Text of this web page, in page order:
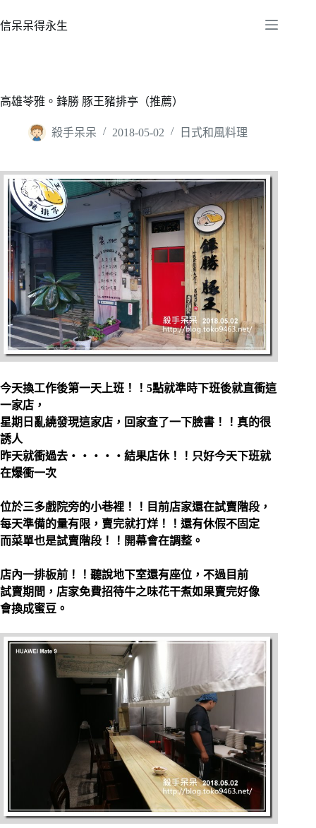
至
容
信呆呆得永生
高雄苓雅。鋒勝 豚王豬排亭（推薦）
殺手呆呆 2018-05-02 日式和風料理
今天換工作後第一天上班！！5點就準時下班後就直衝這
一家店，
星期日亂繞發現這家店，回家查了一下臉書！！真的很
誘人
昨天就衝過去‧‧‧‧‧結果店休！！只好今天下班就
在爆衝一次
位於三多戲院旁的小巷裡！！目前店家還在試賣階段，
每天準備的量有限，賣完就打烊！！還有休假不固定
而菜單也是試賣階段！！開幕會在調整。
店內一排板前！！聽說地下室還有座位，不過目前
試賣期間，店家免費招待牛之味花干煮如果賣完好像
會換成蜜豆。